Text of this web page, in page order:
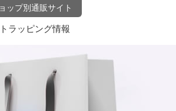
ップ別通販サイト
ラッピング情報